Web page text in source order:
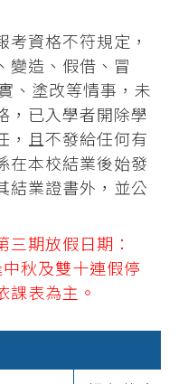
考資格不符規定，
變造、假借、冒
、塗改等情事，未
，已入學者開除學
，且不發給任何有
在本校結業後始發
結業證書外，並公
三期放假日期：
秋及雙十連假停
課表為主。